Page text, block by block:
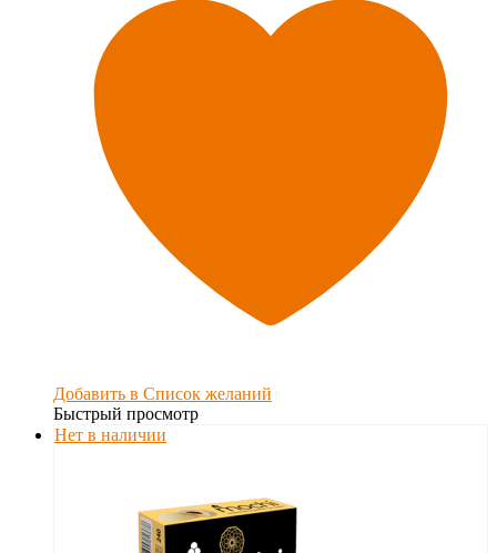
Добавить в Список желаний
Быстрый просмотр
Нет в наличии